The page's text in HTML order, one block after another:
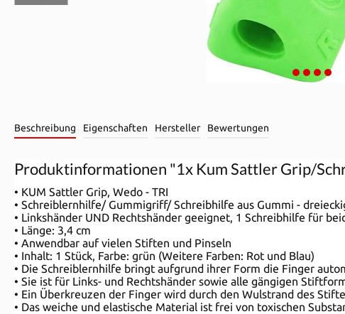
Beschreibung Eigenschaften Hersteller Bewertungen
Produktinformationen "1x Kum Sattler Grip/
• KUM Sattler Grip, Wedo - TRI
• Schreiblernhilfe/ Gummigriff/ Schreibhilfe aus Gummi -
• Linkshänder UND Rechtshänder geeignet, 1 Schreibhilfe für
• Länge: 3,4 cm
• Anwendbar auf vielen Stiften und Pinseln
• Inhalt: 1 Stück, Farbe: grün (Weitere Farben: Rot und Blau)
• Die Schreiblernhilfe bringt aufgrund ihrer Form die Finger
• Sie ist für Links- und Rechtshänder sowie alle gängigen
• Ein Überkreuzen der Finger wird durch den Wulstrand des
• Das weiche und elastische Material ist frei von toxischen